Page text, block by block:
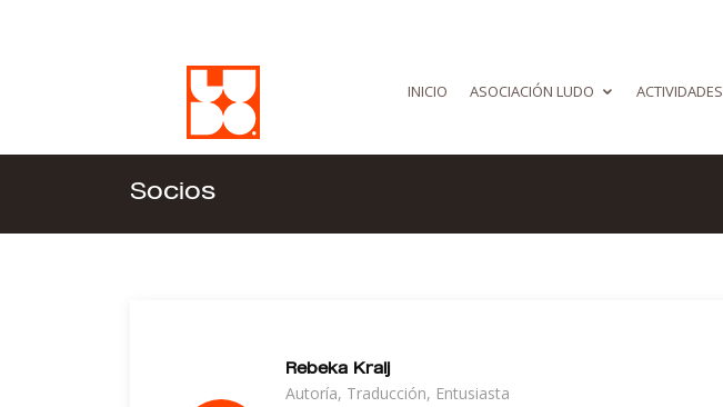
INICIO ASOCIACIÓN LUDO ACTIVIDADES
Socios
Rebeka Kralj
Autoría, Traducción, Entusiasta